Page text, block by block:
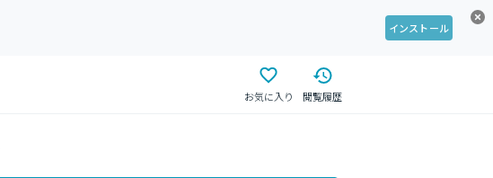
インストール
お気に入り 閲覧履歴